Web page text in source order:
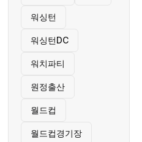
워싱턴
워싱턴DC
워치파티
원정출산
월드컵
월드컵경기장